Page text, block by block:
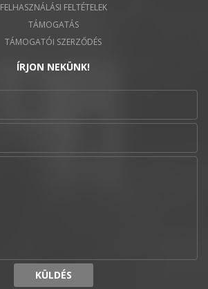
FELHASZNÁLÁSI FELTÉTELEK
TÁMOGATÁS
TÁMOGATÓI SZERZŐDÉS
ÍRJON NEKÜNK!
KÜLDÉS